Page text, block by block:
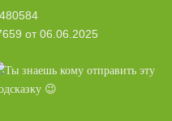
от 06.06.2025